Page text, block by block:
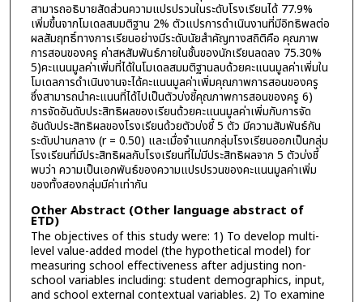
สามารถอธิบายสัดส่วนความแปรปรวนในระดับโรงเรียนได้ 77.9%
เพิ่มขึ้นจากโมเดลสมมติฐาน 2% ตัวแปรการดำเนินงานที่มีอิทธิพลต่อ
ผลสัมฤทธิ์ทางการเรียนอย่างมีระดับนัยสำคัญทางสถิติคือ คุณภาพ
การสอนของครู ค่าสหสัมพันธ์ภายในชั้นของนักเรียนลดลง 75.30%
5)คะแนนมูลค่าเพิ่มที่ได้ในโมเดลสมมติฐานลบด้วยคะแนนมูลค่าเพิ่มใน
โมเดลการดำเนินงานจะได้คะแนนมูลค่าเพิ่มคุณภาพการสอนของครู
ซึ่งสามารถนำคะแนนที่ได้ไปเป็นตัวบ่งชี้คุณภาพการสอนของครู 6)
การจัดอันดับประสิทธิผลของเรียนด้วยคะแนนมูลค่าเพิ่มกับการจัด
อันดับประสิทธิผลของโรงเรียนด้วยตัวบ่งชี้ 5 ตัว มีความสัมพันธ์กัน
ระดับปานกลาง (r = 0.50) และเมื่อจำแนกกลุ่มโรงเรียนออกเป็นกลุ่ม
โรงเรียนที่มีประสิทธิผลกับโรงเรียนที่ไม่มีประสิทธิผลจาก 5 ตัวบ่งชี้
พบว่า ความเป็นเอกพันธ์ของความแปรปรวนของคะแนนมูลค่าเพิ่ม
ของทั้งสองกลุ่มมีค่าเท่ากัน
Other Abstract (Other language abstract of
ETD)
The objectives of this study were: 1) To develop multi-
level value-added model (the hypothetical model) for
measuring school effectiveness after adjusting non-
school variables including: student demographics, input,
and school external contextual variables. 2) To examine